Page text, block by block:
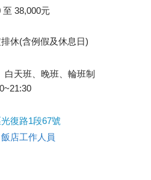
38,000元
休(含例假及休息日)
白天班、晚班、輪班制
復路1段67號
飯店工作人員